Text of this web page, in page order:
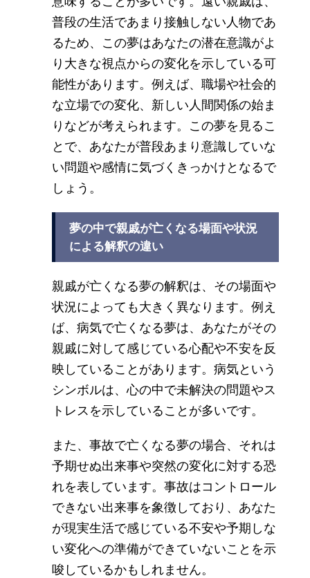
普段の生活であまり接触しない人物であ
るため、この夢はあなたの潜在意識がよ
り大きな視点からの変化を示している可
能性があります。例えば、職場や社会的
な立場での変化、新しい人間関係の始ま
りなどが考えられます。この夢を見るこ
とで、あなたが普段あまり意識していな
い問題や感情に気づくきっかけとなるで
しょう。
夢の中で親戚が亡くなる場面や状況
による解釈の違い
親戚が亡くなる夢の解釈は、その場面や
状況によっても大きく異なります。例え
ば、病気で亡くなる夢は、あなたがその
親戚に対して感じている心配や不安を反
映していることがあります。病気という
シンボルは、心の中で未解決の問題やス
トレスを示していることが多いです。
また、事故で亡くなる夢の場合、それは
予期せぬ出来事や突然の変化に対する恐
れを表しています。事故はコントロール
できない出来事を象徴しており、あなた
が現実生活で感じている不安や予期しな
い変化への準備ができていないことを示
唆しているかもしれません。